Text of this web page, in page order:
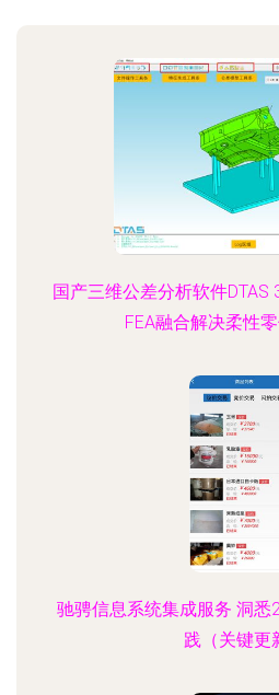
国产三维公差分析软件DTAS
FEA融合解决柔性
驰骋信息系统集成服务 洞悉
践（关键更